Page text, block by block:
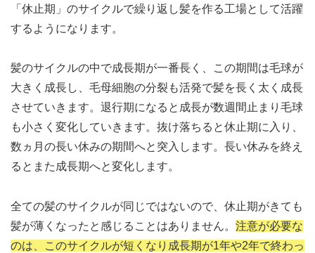
「休止期」のサイクルで繰り返し髪を作る工場として活躍
するようになります。
髪のサイクルの中で成長期が一番長く、この期間は毛球が
大きく成長し、毛母細胞の分裂も活発で髪を長く太く成長
させていきます。退行期になると成長が数週間止まり毛球
も小さく変化していきます。抜け落ちると休止期に入り、
数ヵ月の長い休みの期間へと突入します。長い休みを終え
るとまた成長期へと変化します。
全ての髪のサイクルが同じではないので、休止期がきても
髪が薄くなったと感じることはありません。 注意が必要な
のは、このサイクルが短くなり成長期が1年や2年で終わっ